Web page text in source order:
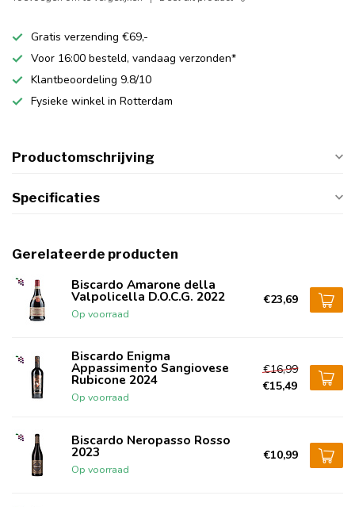
Gratis verzending €69,-
Voor 16:00 besteld, vandaag verzonden*
Klantbeoordeling 9.8/10
Fysieke winkel in Rotterdam
Productomschrijving
Specificaties
Gerelateerde producten
Biscardo Amarone della
Valpolicella D.O.C.G. 2022
Op voorraad
€23,69
Biscardo Enigma
Appassimento Sangiovese
Rubicone 2024
Op voorraad
€16,99
€15,49
Biscardo Neropasso Rosso
2023
Op voorraad
€10,99